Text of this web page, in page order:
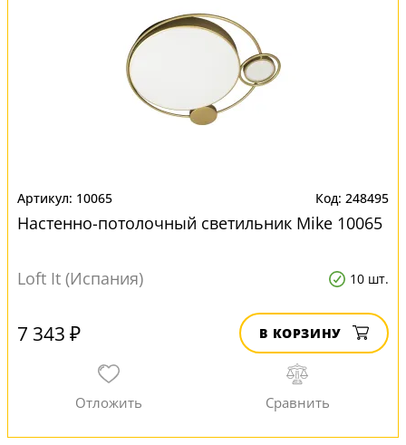
10065 248495
Настенно-потолочный светильник Mike 10065
Loft It (Испания) 10 шт.
7 343 ₽ В КОРЗИНУ